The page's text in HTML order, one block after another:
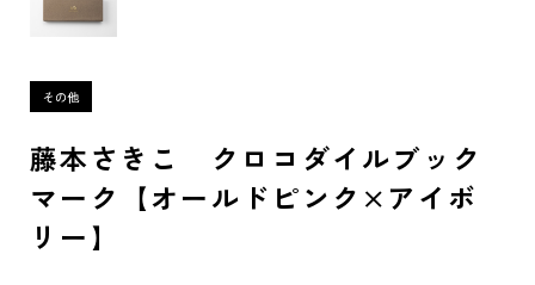
藤本さきこ クロコダイルブック
マーク【オールドピンク×アイボ
リー】